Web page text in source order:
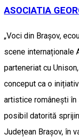
ASOCIATIA
„Voci din Brașov,
scene internaționale
parteneriat cu
conceput ca o
artistice românești
posibil datorită
Județean Brașov, în